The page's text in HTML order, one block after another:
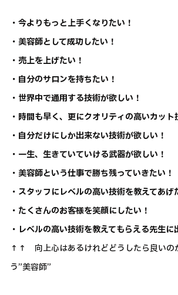
・今よりもっと上手くなりたい！
・美容師として成功したい！
・売上を上げたい！
・自分のサロンを持ちたい！
・世界中で通用する技術が欲しい！
・時間も早く、更にクオリティの高いカット
・自分だけにしか出来ない技術が欲しい！
・一生、生きていていける武器が欲しい！
・美容師という仕事で勝ち残っていきたい！
・スタッフにレベルの高い技術を教えてあげ
・たくさんのお客様を笑顔にしたい！
・レベルの高い技術を教えてもらえる先生に
↑↑ 向上心はあるけれどどうしたら良いの
う”美容師”